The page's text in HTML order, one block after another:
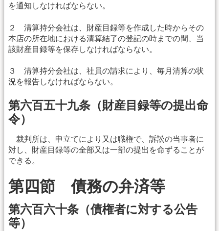
を通知しなければならない。
２ 清算持分会社は、財産目録等を作成した時からその
本店の所在地における清算結了の登記の時までの間、当
該財産目録等を保存しなければならない。
３ 清算持分会社は、社員の請求により、毎月清算の状
況を報告しなければならない。
第六百五十九条（財産目録等の提出命
令）
裁判所は、申立てにより又は職権で、訴訟の当事者に
対し、財産目録等の全部又は一部の提出を命ずることが
できる。
第四節 債務の弁済等
第六百六十条（債権者に対する公告
等）